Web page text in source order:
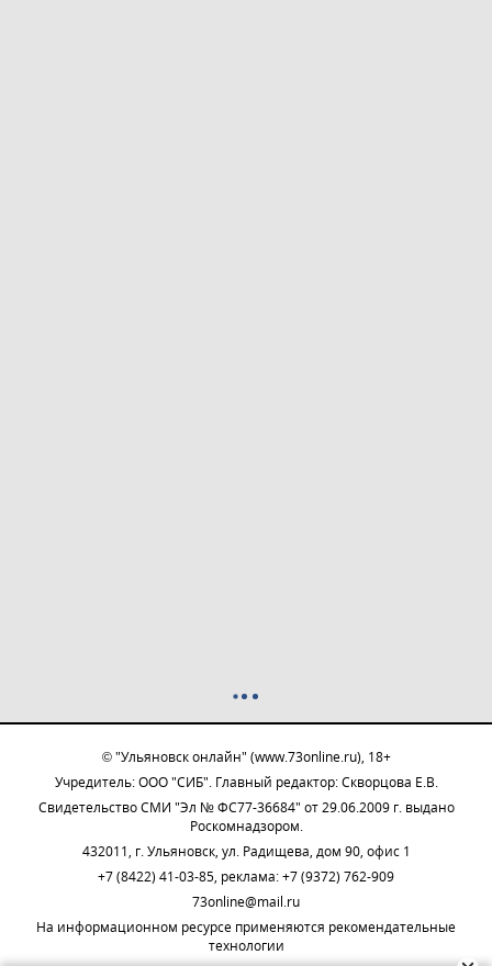
© "Ульяновск онлайн" (www.73online.ru), 18+
Учредитель: ООО "СИБ". Главный редактор: Скворцова Е.В.
Свидетельство СМИ "Эл № ФС77-36684" от 29.06.2009 г. выдано
Роскомнадзором.
432011, г. Ульяновск, ул. Радищева, дом 90, офис 1
+7 (8422) 41-03-85, реклама: +7 (9372) 762-909
73online@mail.ru
На информационном ресурсе применяются рекомендательные
технологии